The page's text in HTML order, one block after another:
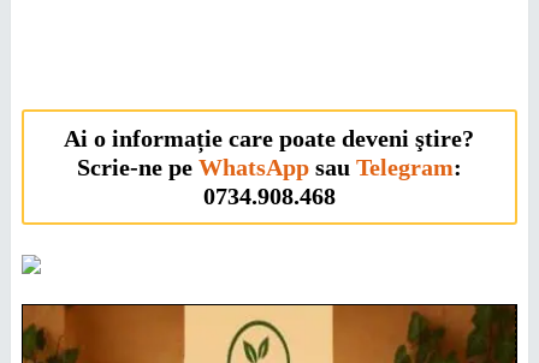
Ai o informație care poate deveni ştire?
Scrie-ne pe WhatsAppsau Telegram:
0734.908.468